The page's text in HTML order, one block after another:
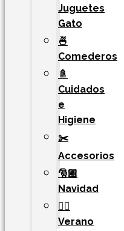
Juguetes
Gato
🍜
Comederos
🚿
Cuidados
e
Higiene
✂️
Accesorios
🎅🏼
Navidad
🏄‍♀️
Verano